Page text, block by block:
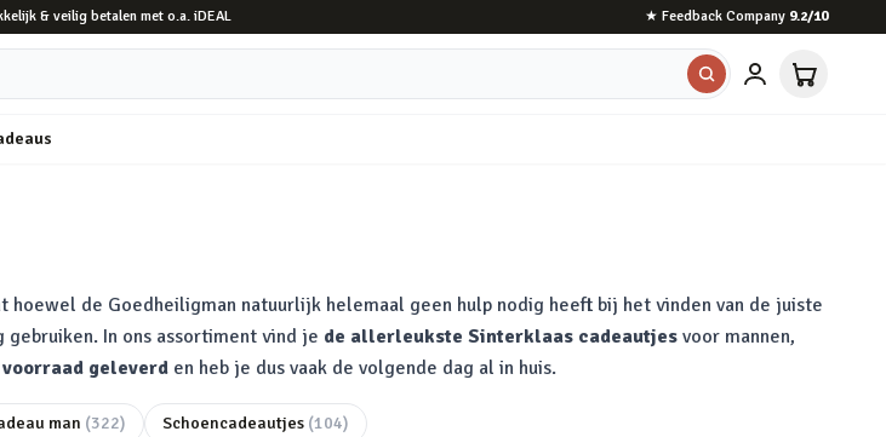
& veilig betalen met o.a. iDEAL ★ Feedback Company 9.2/10
hoewel de Goedheiligman natuurlijk helemaal geen hulp nodig heeft bij het vinden van de juiste
In ons assortiment vind je de allerleukste Sinterklaas cadeautjes voor mannen,
geleverden heb je dus vaak de volgende dag al in huis.
man (322) Schoencadeautjes (104)